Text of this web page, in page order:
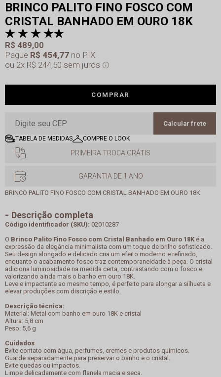
BRINCO PALITO FINO FOSCO COM
CRISTAL BANHADO EM OURO 18K
Pague R$ 454,77no PIX
R$ 489,00
2x R$ 244,50 sem juros
COMPRAR
Calcular frete
TABELA DE MEDIDAS COMPRE O LOOK
PRIMEIRA TROCA GRÁTIS
GARANTIA DE 1 ANO
BRINCO PALITO FINO FOSCO COM CRISTAL BANHADO EM OURO 18K
Descrição completa
Código identificador (SKU): 02010287
O Brinco Palito Fino Fosco com Cristal Banhado em Ouro 18Ké a
expressão da elegância minimalista com um toque de brilho sofisticado.
Seu design alongado e delicado cria um efeito moderno e refinado,
enquanto o acabamento fosco traz contemporaneidade à peça. O cristal
adiciona luminosidade na medida certa, contrastando com o fosco e
valorizando ainda mais o banho em ouro 18K.
Leve e impactante ao mesmo tempo, é perfeito para alongar a silhueta e
elevar produções com discrição e estilo.
Descrição técnica:
Material: Metal com banho em ouro 18K e cristal
Altura: 5,8 cm
Peso: 5,6 g
Cuidados
Evite contato com água, perfumes, cremes e produtos químicos.
Guarde separadamente para preservar o banho e o cristal.
Evite quedas ou impactos.
Limpe delicadamente com flanela macia e seca.